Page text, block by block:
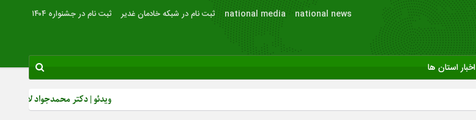
national news
national media ثبت نام در شبکه خادمان غدیر ثبت نام در جشنواره ۱۴۰۴
اخبار استان ها
ویدئو | دکتر محمدجواد لاریجانی: از